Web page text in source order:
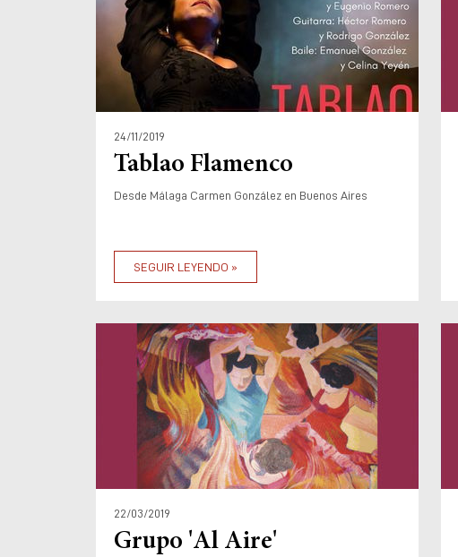
24/11/2019
Tablao Flamenco
Desde Málaga Carmen González en Buenos Aires
SEGUIR LEYENDO »
22/03/2019
Grupo 'Al Aire'